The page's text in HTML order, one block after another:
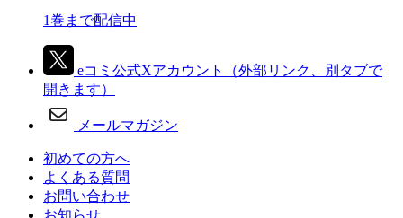
1巻まで配信中
eコミ公式Xアカウント
（外部リンク、別タブで
開きます）
メールマガジン
初めての方へ
よくある質問
お問い合わせ